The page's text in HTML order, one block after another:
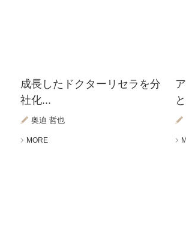
成長したドクターリセラを分
社化...
奥迫 哲也
MORE